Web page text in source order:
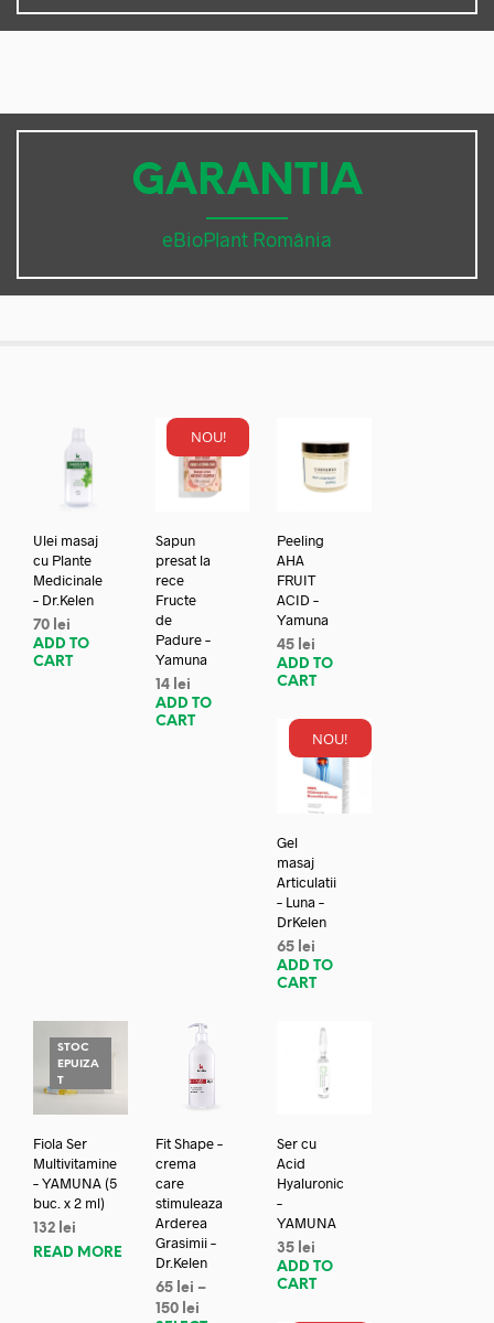
GARANTIA
eBioPlant România
Ulei masaj
cu Plante
Medicinale
– Dr.Kelen
70 lei
ADD TO
CART
NOU!
Sapun
presat la
rece
Fructe
de
Padure –
Yamuna
14 lei
ADD TO
CART
Peeling
AHA
FRUIT
ACID –
Yamuna
45 lei
ADD TO
CART
NOU!
Gel
masaj
Articulatii
– Luna –
DrKelen
65 lei
ADD TO
CART
STOC
EPUIZA
T
Fiola Ser
Multivitamine
– YAMUNA (5
buc. x 2 ml)
132 lei
READ MORE
Fit Shape –
crema
care
stimuleaza
Arderea
Grasimii –
Dr.Kelen
65 lei –
150 lei
Ser cu
Acid
Hyaluronic
–
YAMUNA
35 lei
ADD TO
CART